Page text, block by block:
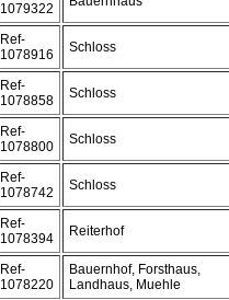
1079322
Ref-
1078916
Schloss
Ref-
1078858
Schloss
Ref-
1078800
Schloss
Ref-
1078742
Schloss
Ref-
1078394
Reiterhof
Ref-
1078220
Bauernhof, Forsthaus,
Landhaus, Muehle